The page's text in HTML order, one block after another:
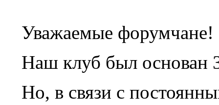
Уважаемые форумчане!
Наш клуб был основан
Но, в связи с